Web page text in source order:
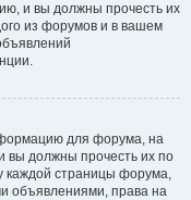
и вы должны прочесть их
из форумов и в вашем
для форума, на
вы должны прочесть их по
каждой страницы форума,
объявлениями, права на